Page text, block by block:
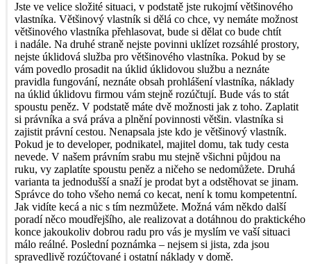
Jste ve velice složité situaci, v podstatě jste rukojmí většinového
vlastníka. Většinový vlastník si dělá co chce, vy nemáte možnost
většinového vlastníka přehlasovat, bude si dělat co bude chtít
i nadále. Na druhé straně nejste povinni uklízet rozsáhlé prostory,
nejste úklidová služba pro většinového vlastníka. Pokud by se
vám povedlo prosadit na úklid úklidovou službu a neznáte
pravidla fungování, neznáte obsah prohlášení vlastníka, náklady
na úklid úklidovu firmou vám stejně rozúčtují. Bude vás to stát
spoustu peněz. V podstatě máte dvě možnosti jak z toho. Zaplatit
si právníka a svá práva a plnění povinnosti většin. vlastníka si
zajistit právní cestou. Nenapsala jste kdo je většinový vlastník.
Pokud je to developer, podnikatel, majitel domu, tak tudy cesta
nevede. V našem právním srabu mu stejně všichni půjdou na
ruku, vy zaplatíte spoustu peněz a ničeho se nedomůžete. Druhá
varianta ta jednodušší a snaží je prodat byt a odstěhovat se jinam.
Správce do toho všeho nemá co kecat, není k tomu kompetentní.
Jak vidíte kecá a nic s tím nezmůžete. Možná vám někdo další
poradí něco moudřejšího, ale realizovat a dotáhnou do praktického
konce jakoukoliv dobrou radu pro vás je myslím ve vaší situaci
málo reálné. Poslední poznámka – nejsem si jista, zda jsou
spravedlivě rozúčtované i ostatní náklady v domě.